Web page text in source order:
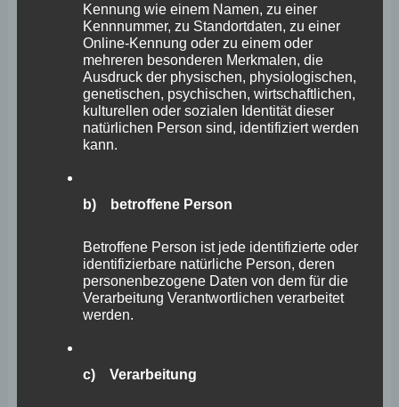
Bereits seit dem Jahr 2014 wurde jährlich eine
Anlaufrate in Höhe von 5 Mio. € in das
Krankenhausinvestitionsprogramm des Landes
Rheinland-Pfalz aufgenommen, die bisher, aufgrund
nicht bewilligungsreifer Planungen, nicht bewilligt
werden konnten.
Im Juni 2019 wurde für die angestrebte Ein-Standort-
und Funktionsprogramm durch das
Gesundheitsministerium freigegeben und der
Krankenhausträger zur Erstellung der Zielplanung
Kennung wie einem Namen, zu einer
Kennnummer, zu Standortdaten, zu einer
Online-Kennung oder zu einem oder
mehreren besonderen Merkmalen, die
Ausdruck der physischen, physiologischen,
genetischen, psychischen, wirtschaftlichen,
kulturellen oder sozialen Identität dieser
natürlichen Person sind, identifiziert werden
kann.
b) betroffene Person
Betroffene Person ist jede identifizierte oder
identifizierbare natürliche Person, deren
personenbezogene Daten von dem für die
Verarbeitung Verantwortlichen verarbeitet
werden.
c) Verarbeitung